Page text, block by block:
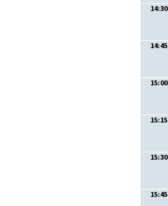
14:30
14:45
15:00
15:15
15:30
15:45